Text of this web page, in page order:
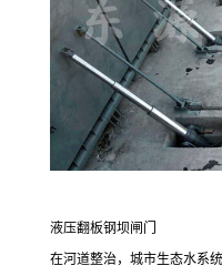
液压翻板钢坝闸门
在河道整治，城市生态水系